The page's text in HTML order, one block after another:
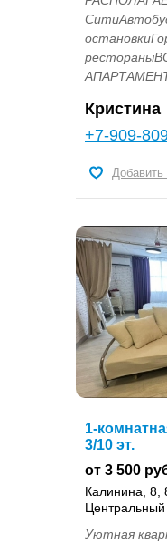
Кристина
+7-909-
Добавить
1-
3/10 эт.
от 3 500
Калинина, 8,
Уютная